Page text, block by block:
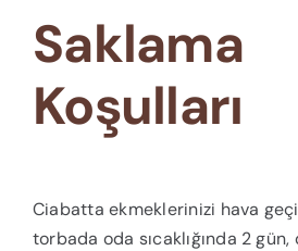
Saklama
Koşulları
Ciabatta ekmeklerinizi hava
torbada oda sıcaklığında 2